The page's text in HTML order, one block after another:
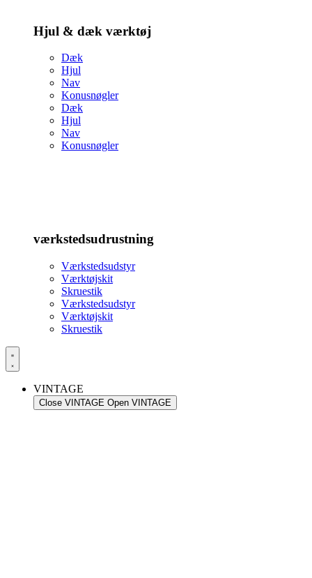
Hjul & dæk værktøj
Dæk
Hjul
Nav
Konusnøgler
Dæk
Hjul
Nav
Konusnøgler
værkstedsudrustning
Værkstedsudstyr
Værktøjskit
Skruestik
Værkstedsudstyr
Værktøjskit
Skruestik
VINTAGE
Close VINTAGE Open VINTAGE